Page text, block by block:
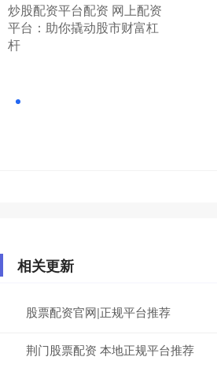
​炒股配资平台配资 网上配资
平台：助你撬动股市财富杠
杆
相关更新
股票配资官网|正规平台推荐
荆门股票配资 本地正规平台推荐